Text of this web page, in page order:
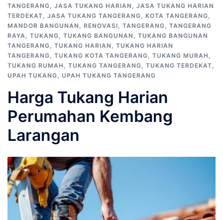
TANGERANG, JASA TUKANG HARIAN , JASA TUKANG HARIAN
TERDEKAT, JASA TUKANG TANGERANG, KOTA TANGERANG,
MANDOR BANGUNAN , RENOVASI, TANGERANG, TANGERANG
RAYA, TUKANG, TUKANG BANGUNAN , TUKANG BANGUNAN
TANGERANG, TUKANG HARIAN , TUKANG HARIAN
TANGERANG, TUKANG KOTA TANGERANG, TUKANG MURAH ,
TUKANG RUMAH , TUKANG TANGERANG, TUKANG TERDEKAT,
UPAH TUKANG, UPAH TUKANG TANGERANG
Harga Tukang Harian
Perumahan Kembang
Larangan